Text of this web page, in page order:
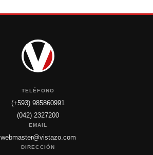
TELÉFONO
(+593) 985860991
(042) 2327200
EMAIL
webmaster@vistazo.com
DIRECCIÓN